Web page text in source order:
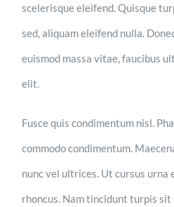
scelerisque eleifend. Quisque
sed, aliquam eleifend nulla.
euismod massa vitae, faucibus
elit.
Fusce quis condimentum nisl.
commodo condimentum.
nunc vel ultrices. Ut cursus urna
rhoncus. Nam tincidunt turpis